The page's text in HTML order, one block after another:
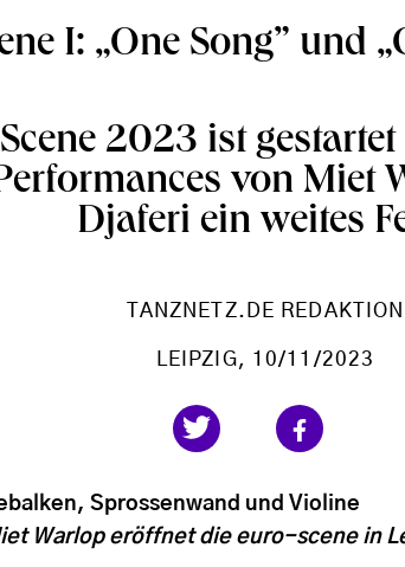
I: „One Song” und
2023 ist
von Miet
Djaferi ein weites
TANZNETZ.DE REDAKTION
LEIPZIG, 10/11/2023
Sprossenwand und Violine
Warlop eröffnet die euro-scene in